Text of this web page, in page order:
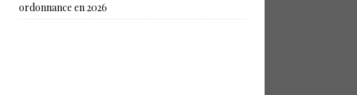
ordonnance en 2026